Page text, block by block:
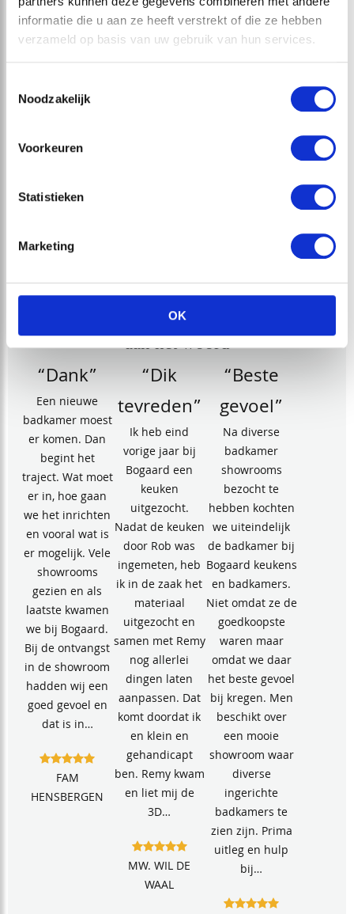
informatie die u aan ze heeft verstrekt of die ze hebben
verzameld op basis van uw gebruik van hun services.
Noodzakelijk
Voorkeuren
Statistieken
Marketing
OK
Bent u geïnspireerd?
Onze klanten
aan het woord
“Dank”
Een nieuwe
badkamer moest
er komen. Dan
begint het
traject. Wat moet
er in, hoe gaan
we het inrichten
en vooral wat is
er mogelijk. Vele
showrooms
gezien en als
laatste kwamen
we bij Bogaard.
Bij de ontvangst
in de showroom
hadden wij een
goed gevoel en
dat is in…
FAM
HENSBERGEN
“Dik
tevreden”
Ik heb eind
vorige jaar bij
Bogaard een
keuken
uitgezocht.
Nadat de keuken
door Rob was
ingemeten, heb
ik in de zaak het
materiaal
uitgezocht en
samen met Remy
nog allerlei
dingen laten
aanpassen. Dat
komt doordat ik
en klein en
gehandicapt
ben. Remy kwam
en liet mij de
3D…
MW. WIL DE
WAAL
“Beste
gevoel”
Na diverse
badkamer
showrooms
bezocht te
hebben kochten
we uiteindelijk
de badkamer bij
Bogaard keukens
en badkamers.
Niet omdat ze de
goedkoopste
waren maar
omdat we daar
het beste gevoel
bij kregen. Men
beschikt over
een mooie
showroom waar
diverse
ingerichte
badkamers te
zien zijn. Prima
uitleg en hulp
bij…